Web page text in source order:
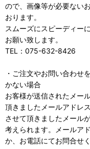
ので、画像等が必要ない
おります。
スムーズにスピーディー
お願い致します。
TEL：075-632-8426
・ご注文やお問い合わせ
かない場合
お客様が送信されたメー
頂きましたメールアドレ
させて頂きましたメール
考えられます。メールア
か、お電話にてお問合せく